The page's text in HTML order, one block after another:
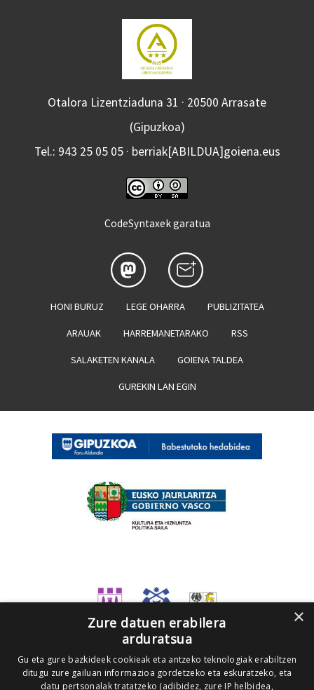
Otalora Lizentziaduna 31 · 20500 Arrasate
(Gipuzkoa)
Tel.: 943 25 05 05 · berriak[ABILDUA]goiena.eus
CodeSyntaxek garatua
HONI BURUZ LEGE OHARRA PUBLIZITATEA
ARAUAK HARREMANETARAKO RSS
SALAKETEN KANALA GOIENA TALDEA
GUREKIN LAN EGIN
×
Zure datuen erabilera
arduratsua
Gu eta gure bazkideek cookieak eta antzeko teknologiak erabiltzen
ditugu zure gailuan informazioa gordetzeko eta eskuratzeko, eta
datu pertsonalak tratatzeko (adibidez, zure IP helbidea,